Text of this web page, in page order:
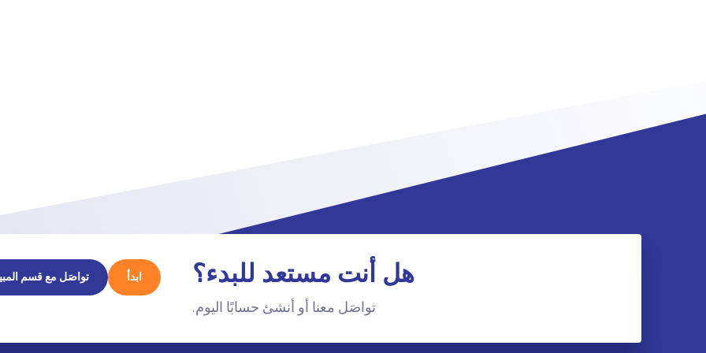
هل أنت مستعد للبدء؟
تواصَل معنا أو أنشئ حسابًا اليوم.
ابدأ تواصَل مع قسم